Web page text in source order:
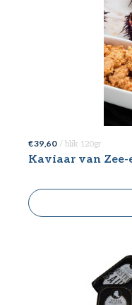
€ 39,60 / blik 120gr
Kaviaar van Zee-